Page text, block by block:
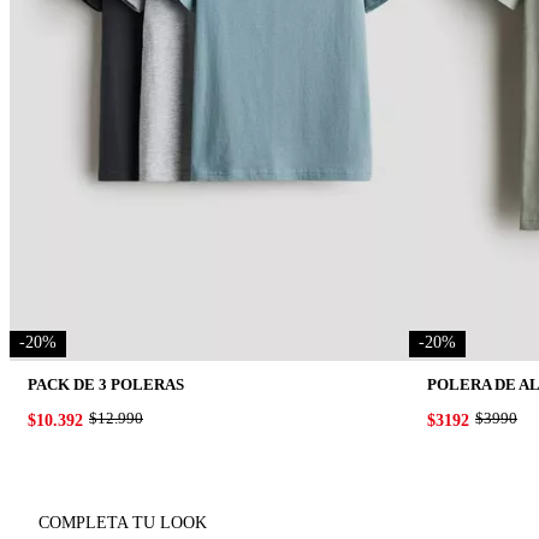
-20%
PACK DE 3 POLERAS
ORIGINAL PRICE:
$12.990
PRICE:
$10.392
-20%
POLERA DE
$3990
PRICE:
$3192
COMPLETA TU LOOK